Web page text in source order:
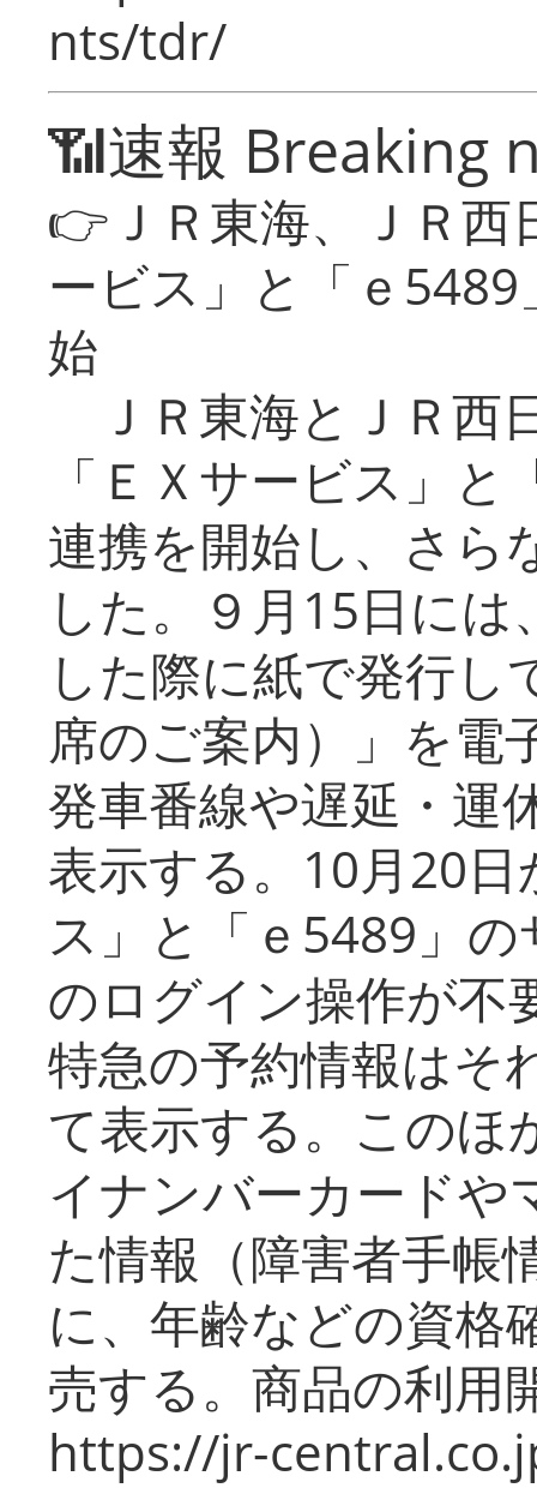
nts/tdr/
📶速報 Breaking
👉ＪＲ東海、ＪＲ
ービス」と「ｅ
始
ＪＲ東海とＪＲ西
「ＥＸサービス」
連携を開始し、さら
した。９月15日に
した際に紙で発行し
席のご案内）」を電
発車番線や遅延・運
表示する。10月20
ス」と「ｅ5489」
のログイン操作が不
特急の予約情報はそ
て表示する。このほ
イナンバーカードや
た情報（障害者手帳
に、年齢などの資格
売する。商品の利用
https://jr-